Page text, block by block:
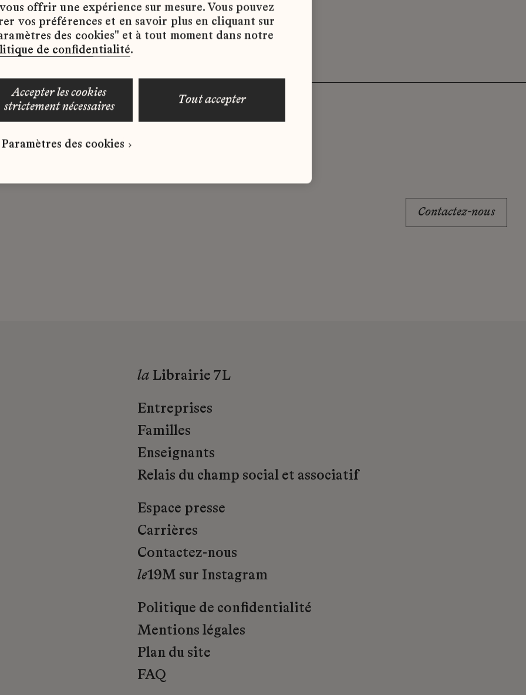
d’emploi disponibles pour le moment.
correspond à votre profil ?
spontanée dès maintenant.
Contactez-nous
la Librairie 7L
Entreprises
Familles
Enseignants
Relais du champ social et associatif
Espace presse
Carrières
Contactez-nous
le19M sur Instagram
Politique de confidentialité
Mentions légales
Plan du site
FAQ
offrir une expérience sur mesure. Vous pouvez
vos préférences et en savoir plus en cliquant sur
des cookies" et à tout moment dans notre
de confidentialité.
accepter les cookies
strictement nécessaires
tout accepter
Paramètres des cookies